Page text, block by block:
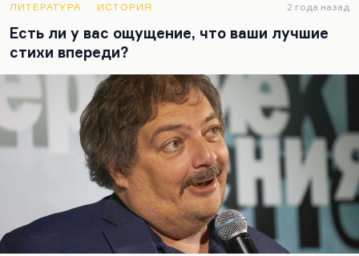
какую-то общую черту у моих жен или тех
женщин, с которыми у меня были долгие и
счастливые отношения, – это были женщины, с
которыми мне нравилось разговаривать, в
которых я находил не эхо, а именно гениальный
ответ, додумывание такое.
Иной раз Катька что-нибудь такое скажет, и
жить хочется. Что-нибудь…
ЛИТЕРАТУРА ИСТОРИЯ 2 года назад
Есть ли у вас ощущение, что ваши лучшие
стихи впереди?